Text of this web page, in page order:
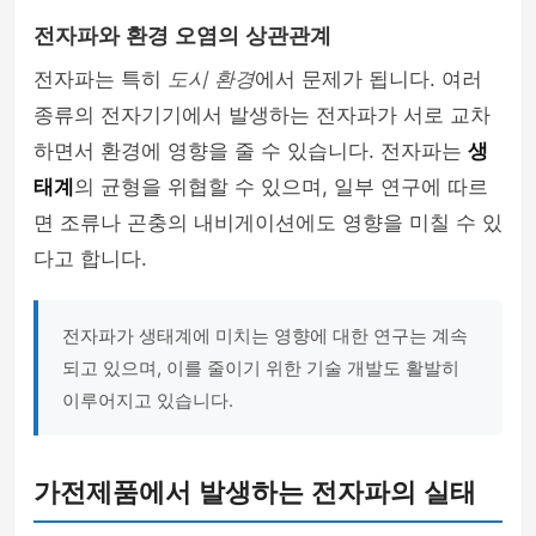
전자파와 환경 오염의 상관관계
전자파는 특히 도시 환경에서 문제가 됩니다. 여러
종류의 전자기기에서 발생하는 전자파가 서로 교차
하면서 환경에 영향을 줄 수 있습니다. 전자파는 생
태계 의 균형을 위협할 수 있으며, 일부 연구에 따르
면 조류나 곤충의 내비게이션에도 영향을 미칠 수 있
다고 합니다.
전자파가 생태계에 미치는 영향에 대한 연구는 계속
되고 있으며, 이를 줄이기 위한 기술 개발도 활발히
이루어지고 있습니다.
가전제품에서 발생하는 전자파의 실태